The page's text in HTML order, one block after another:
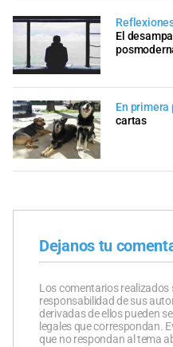
El
En primera
cartas
Dejanos tu
Los comentarios realizados
responsabilidad de sus
derivadas de ellos pueden
legales que correspondan.
que no respondan al tema